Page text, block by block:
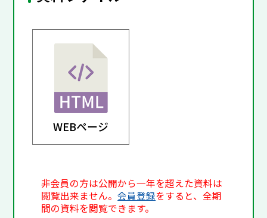
WEBページ
非会員の方は公開から一年を超えた資料は
閲覧出来ません。会員登録をすると、全期
間の資料を閲覧できます。